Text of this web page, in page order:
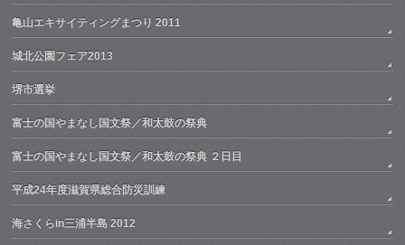
亀山エキサイティングまつり 2011
城北公園フェア2013
堺市選挙
富士の国やまなし国文祭／和太鼓の祭典
富士の国やまなし国文祭／和太鼓の祭典 ２日目
平成24年度滋賀県総合防災訓練
海さくらin三浦半島 2012